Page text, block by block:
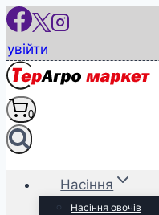
Перейти
вмісту
увійти
0
Насіння
Насіння овочів